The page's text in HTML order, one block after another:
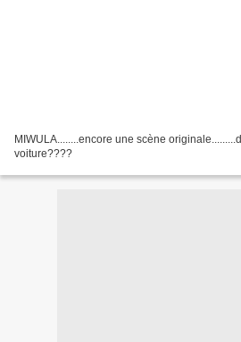
MIWULA........encore une scène
voiture????